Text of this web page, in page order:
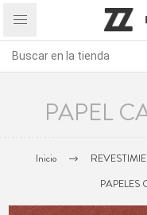
PAPEL
Inicio
PAPELES